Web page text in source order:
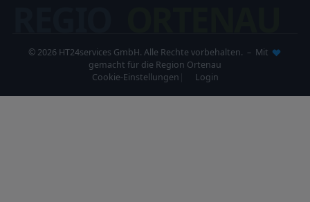
© 2026 HT24services GmbH. Alle Rechte vorbehalten. – Mit
gemacht für die Region Ortenau
Cookie-Einstellungen
Login